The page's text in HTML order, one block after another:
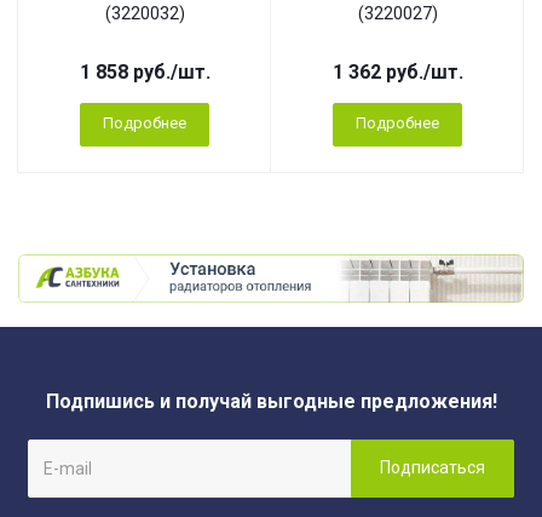
(3220032)
1 858руб./шт.
Подробнее
(3220027)
1 362руб./шт.
Подробнее
Подпишись и получай выгодные предложения!